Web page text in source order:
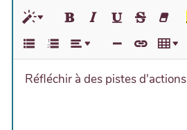
Réfléchir à des pistes d'actions